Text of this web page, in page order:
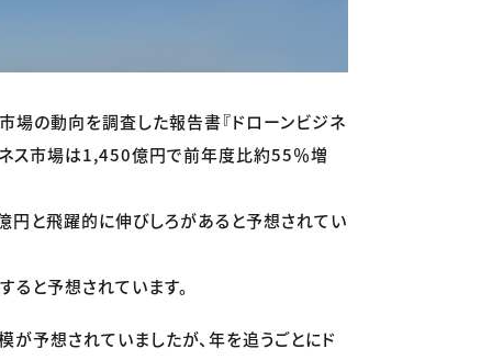
場の動向を調査した報告書『ドローンビジネ
ス市場は1,450億円で前年度比約55％増
と飛躍的に伸びしろがあると予想されてい
と予想されています。
予想されていましたが、年を追うごとにド